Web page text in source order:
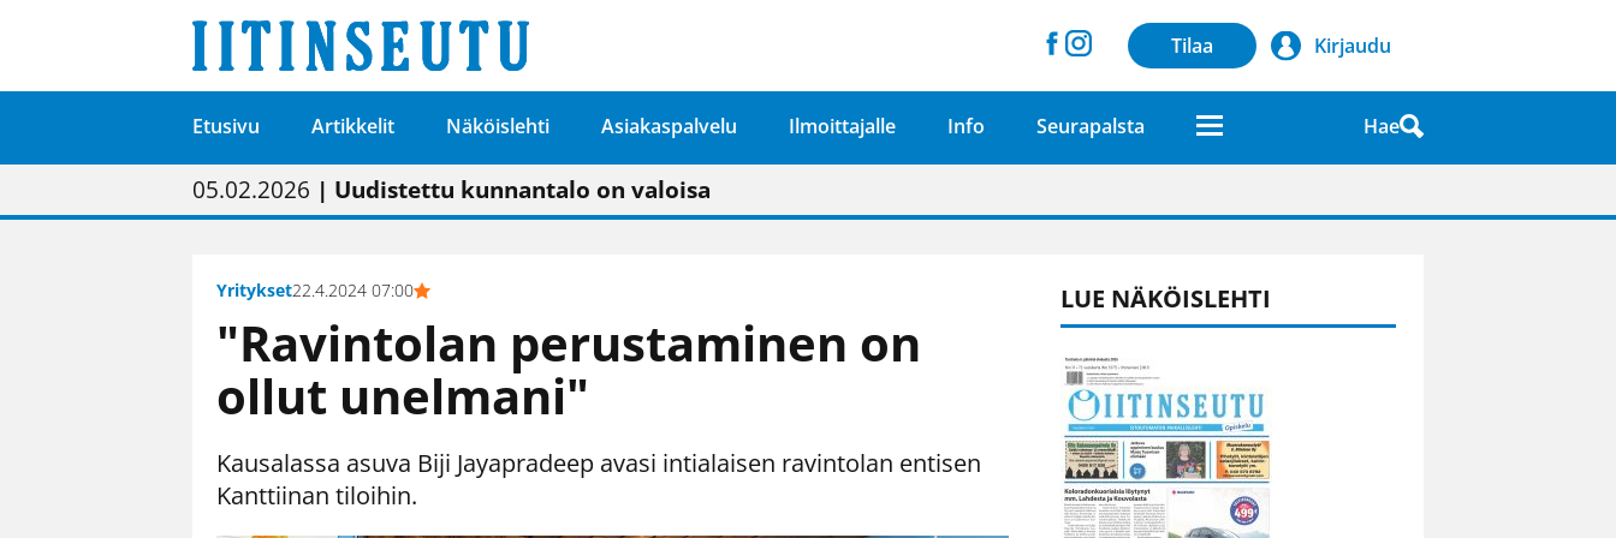
Tilaa Kirjaudu
Etusivu Artikkelit Näköislehti Asiakaspalvelu Ilmoittajalle Info Seurapalsta Hae
01.02.2026 | Painon vaihtumisen pitäisi näkyä hieman parempana painojäljen laatuna lehdessä
05.02.2026 | Uudistettu kunnantalo on valoisa
23.04.2026 | “Olemme käynnistämässä uudelleen keskustavisiotyön”
09.05.2026| "Maalla on totuttu elämään omavaraisemmin kuin kaupungissa"
Yritykset22.4.2024 07:00
"Ravintolan perustaminen on
ollut unelmani"
Kausalassa asuva Biji Jayapradeep avasi intialaisen ravintolan entisen
Kanttiinan tiloihin.
LUE NÄKÖISLEHTI